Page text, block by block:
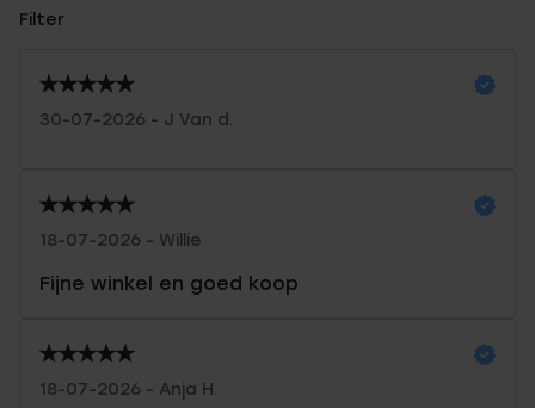
Filter
30-07-2026 - J Van d.
18-07-2026 - Willie
Fijne winkel en goed koop
18-07-2026 - Anja H.